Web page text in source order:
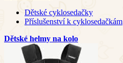
Dětské cyklosedačky
Příslušenství k cyklosedačkám
Dětské helmy na kolo